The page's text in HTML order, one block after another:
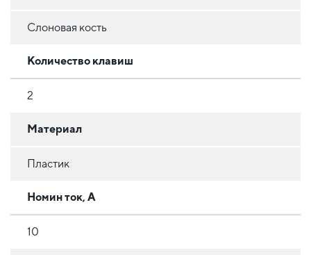
Слоновая кость
Количество клавиш
2
Материал
Пластик
Номин ток, А
10